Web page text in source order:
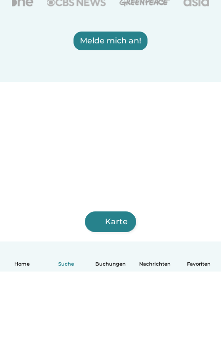
Home Suche Buchungen Nachrichten Favoriten
Melde mich an!
Karte